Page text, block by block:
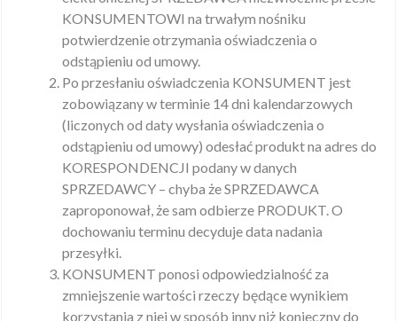
KONSUMENTOWI na trwałym nośniku
potwierdzenie otrzymania oświadczenia o
odstąpieniu od umowy.
Po przesłaniu oświadczenia KONSUMENT jest
zobowiązany w terminie 14 dni kalendarzowych
(liczonych od daty wysłania oświadczenia o
odstąpieniu od umowy) odesłać produkt na adres do
KORESPONDENCJI podany w danych
SPRZEDAWCY – chyba że SPRZEDAWCA
zaproponował, że sam odbierze PRODUKT. O
dochowaniu terminu decyduje data nadania
przesyłki.
KONSUMENT ponosi odpowiedzialność za
zmniejszenie wartości rzeczy będące wynikiem
korzystania z niej w sposób inny niż konieczny do